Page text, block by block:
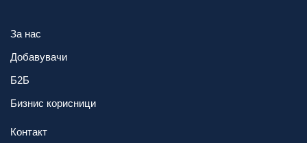
За нас
Добавувачи
Б2Б
Бизнис корисници
Контакт